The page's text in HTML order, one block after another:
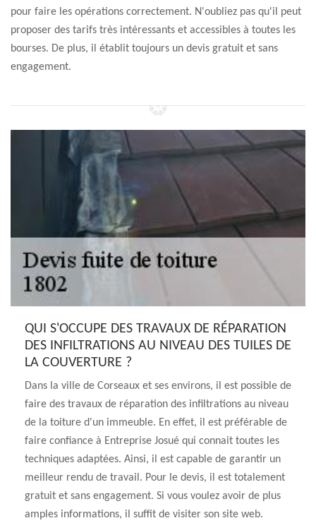
pour faire les opérations correctement. N'oubliez pas qu'il peut
proposer des tarifs très intéressants et accessibles à toutes les
bourses. De plus, il établit toujours un devis gratuit et sans
engagement.
QUI S'OCCUPE DES TRAVAUX DE RÉPARATION
DES INFILTRATIONS AU NIVEAU DES TUILES DE
LA COUVERTURE ?
Dans la ville de Corseaux et ses environs, il est possible de
faire des travaux de réparation des infiltrations au niveau
de la toiture d'un immeuble. En effet, il est préférable de
faire confiance à Entreprise Josué qui connait toutes les
techniques adaptées. Ainsi, il est capable de garantir un
meilleur rendu de travail. Pour le devis, il est totalement
gratuit et sans engagement. Si vous voulez avoir de plus
amples informations, il suffit de visiter son site web.